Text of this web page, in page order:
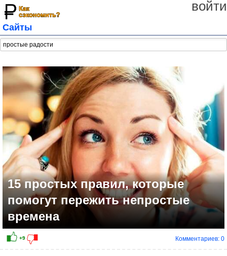
войти
Сайты
15 простых правил, которые
помогут пережить непростые
времена
Комментариев: 0